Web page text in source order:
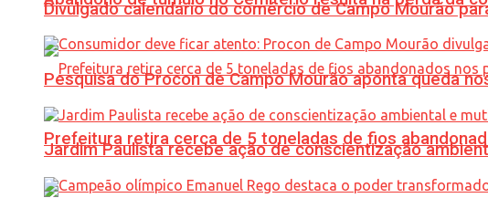
Prefeitura retira cerca de 5 toneladas de fios
Divulgado calendário do comércio de Campo Mourão
Pesquisa do Procon de Campo Mourão aponta queda
Jardim Paulista recebe ação de conscientização